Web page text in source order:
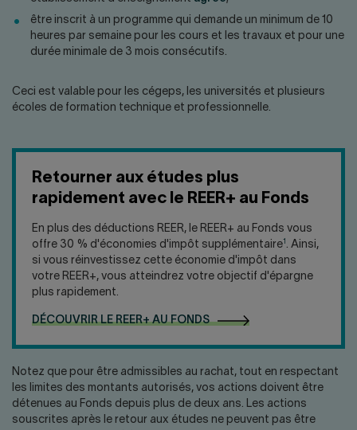
être inscrit à un programme qui demande un minimum de 10
heures par semaine pour les cours et les travaux et pour une
durée minimale de 3 mois consécutifs.
Ceci est valable pour les cégeps, les universités et plusieurs
écoles de formation technique et professionnelle.
Retourner aux études plus
rapidement avec le REER+ au Fonds
En plus des déductions REER, le REER+ au Fonds vous
offre 30 % d'économies d'impôt supplémentaire . Ainsi,
si vous réinvestissez cette économie d'impôt dans
votre REER+, vous atteindrez votre objectif d'épargne
plus rapidement.
DÉCOUVRIR LE REER+ AU FONDS
Notez que pour être admissibles au rachat, tout en respectant
les limites des montants autorisés, vos actions doivent être
détenues au Fonds depuis plus de deux ans. Les actions
souscrites après le retour aux études ne peuvent pas être